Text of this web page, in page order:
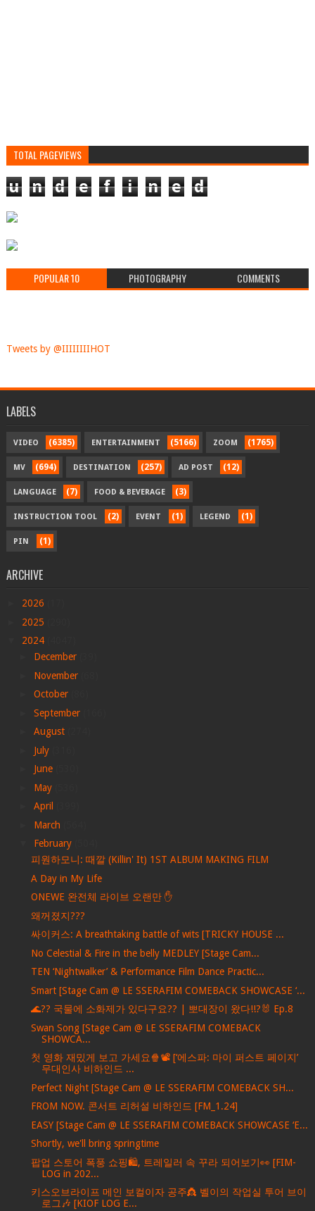
TOTAL PAGEVIEWS
u n d e f i n e d
POPULAR 10 PHOTOGRAPHY COMMENTS
Tweets by @IIIIIIIIHOT
LABELS
VIDEO (6385) ENTERTAINMENT (5166) ZOOM (1765)
MV (694) DESTINATION (257) AD POST (12)
LANGUAGE (7) FOOD & BEVERAGE (3)
INSTRUCTION TOOL (2) EVENT (1) LEGEND (1)
PIN (1)
ARCHIVE
2026
2025
2024
December
November
October
September
August
July
June
May
April
March
February
피원하모니: 때깔 (Killin' It) 1ST ALBUM MAKING FILM
A Day in My Life
ONEWE 완전체 라이브 오랜만 ✋
왜꺼졌지???
싸이커스: A breathtaking battle of wits [TRICKY HOUSE ...
No Celestial & Fire in the belly MEDLEY [Stage Cam...
TEN ‘Nightwalker’ & Performance Film Dance Practic...
Smart [Stage Cam @ LE SSERAFIM COMEBACK SHOWCASE ‘...
🌊?? 국물에 소화제가 있다구요?? | 뽀대장이 왔다!!?🐰 Ep.8
Swan Song [Stage Cam @ LE SSERAFIM COMEBACK
SHOWCA...
첫 영화 재밌게 보고 가세요🍿📽️ [‘에스파: 마이 퍼스트 페이지’
무대인사 비하인드 ...
Perfect Night [Stage Cam @ LE SSERAFIM COMEBACK SH...
FROM NOW. 콘서트 리허설 비하인드 [FM_1.24]
EASY [Stage Cam @ LE SSERAFIM COMEBACK SHOWCASE ‘E...
Shortly, we'll bring springtime
팝업 스토어 폭풍 쇼핑🛍️, 트레일러 속 꾸라 되어보기👀 [FIM-
LOG in 202...
키스오브라이프 메인 보컬이자 공주👸 벨이의 작업실 투어 브이
로그🎶 [KIOF LOG E...